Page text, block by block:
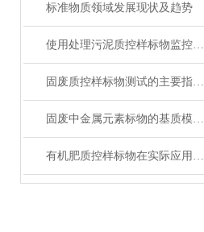
标准物质领域发展现状及趋势
使用处理污泥质控样标物监控分析过程，确保数据准确性的实用技巧
固废质控样标物测试的主要指标及其意义
固废中金属元素标物的基质模拟与定值技术解析
有机肥质控样标物在实际应用中的标准化问题